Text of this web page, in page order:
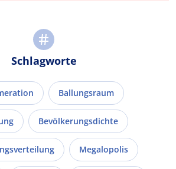
Schlagworte
Ballungsraum
Bevölkerungsdichte
Megalopolis